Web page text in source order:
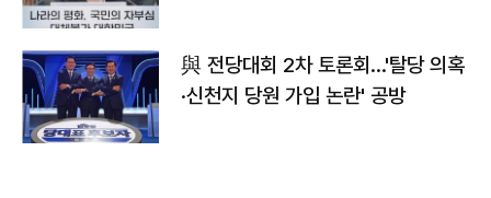
與 전당대회 2차 토론회…'탈당 의혹
·신천지 당원 가입 논란' 공방